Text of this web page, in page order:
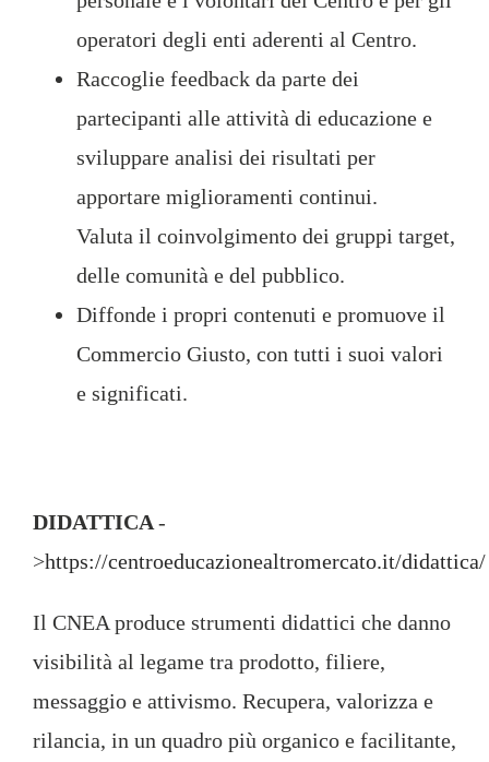
operatori degli enti aderenti al Centro.
Raccoglie feedback da parte dei
partecipanti alle attività di educazione e
sviluppare analisi dei risultati per
apportare miglioramenti continui.
Valuta il coinvolgimento dei gruppi target,
delle comunità e del pubblico.
Diffonde i propri contenuti e promuove il
Commercio Giusto, con tutti i suoi valori
e significati.
DIDATTICA -
>https://centroeducazionealtromercato.it/didattica/
Il CNEA produce strumenti didattici che danno
visibilità al legame tra prodotto, filiere,
messaggio e attivismo. Recupera, valorizza e
rilancia, in un quadro più organico e facilitante,